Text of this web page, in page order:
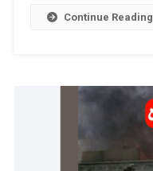
(شاه
Continue Reading